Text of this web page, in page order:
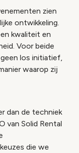
zien
ontwikkeling.
kwaliteit en
Voor beide
los initiatief,
waarop zij
dan de techniek
van Solid Rental
die we